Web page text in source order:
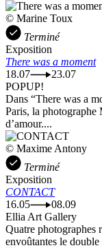
© Marine Toux
Terminé
Exposition
There was a moment
18.07
23.07
POPUP!
Dans “There was a
Paris, la photographe
d’amour....
© Maxime Antony
Terminé
Exposition
CONTACT
16.05
08.09
Ellia Art Gallery
Quatre photographes
envoûtantes le